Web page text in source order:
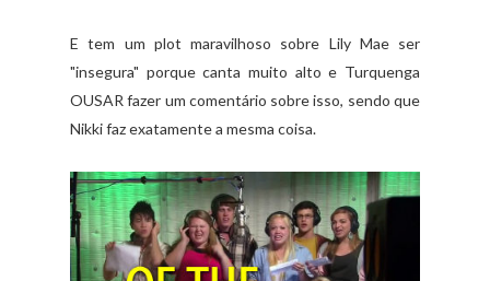
E tem um plot maravilhoso sobre Lily Mae ser
"insegura" porque canta muito alto e Turquenga
OUSAR fazer um comentário sobre isso, sendo que
Nikki faz exatamente a mesma coisa.